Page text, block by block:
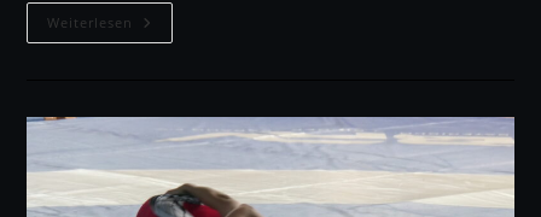
Weiterlesen Zweiter
Teil